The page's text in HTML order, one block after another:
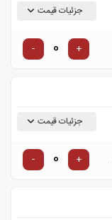
جزئیات قیمت
+
-
جزئیات قیمت
+
-